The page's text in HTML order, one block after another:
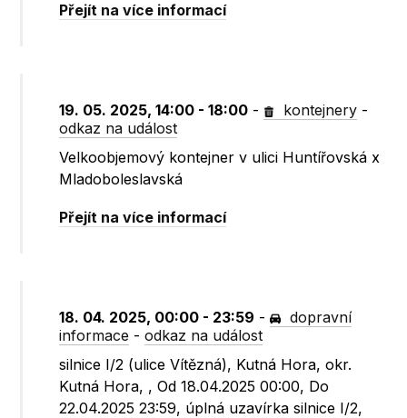
Přejít na více informací
19. 05. 2025, 14:00 - 18:00 - kontejnery -
odkaz na událost
Velkoobjemový kontejner v ulici Huntířovská x
Mladoboleslavská
Přejít na více informací
18. 04. 2025, 00:00 - 23:59 -
dopravní
informace -odkaz na událost
silnice I/2 (ulice Vítězná), Kutná Hora, okr.
Kutná Hora, , Od 18.04.2025 00:00, Do
22.04.2025 23:59, úplná uzavírka silnice I/2,